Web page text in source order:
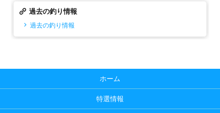
過去の釣り情報
過去の釣り情報
ホーム
特選情報